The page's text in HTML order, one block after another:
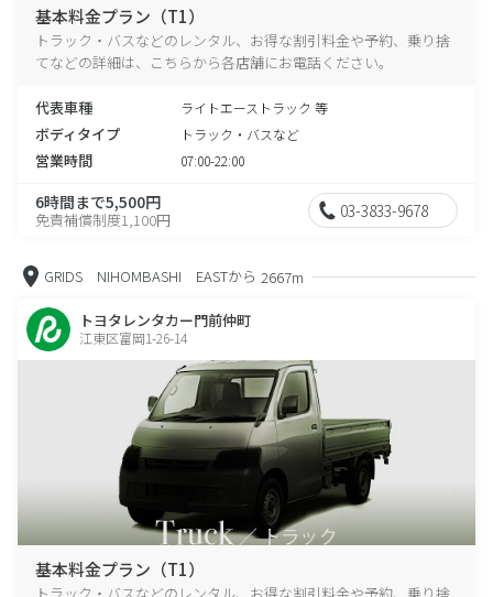
基本料金プラン（T1）
トラック・バスなどのレンタル、お得な割引料金や予約、乗り捨
てなどの詳細は、こちらから各店舗にお電話ください。
代表車種 ライトエーストラック 等
ボディタイプ トラック・バスなど
営業時間 07:00-22:00
6時間まで5,500円
免責補償制度1,100円 03-3833-9678
GRIDS NIHOMBASHI EASTから 2667m
トヨタレンタカー門前仲町
江東区富岡1-26-14
基本料金プラン（T1）